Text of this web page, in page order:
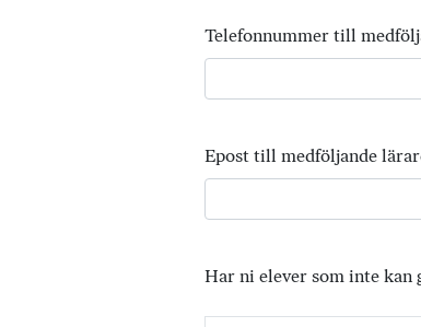
Telefonnummer till
Epost till medföljande
Har ni elever som inte kan